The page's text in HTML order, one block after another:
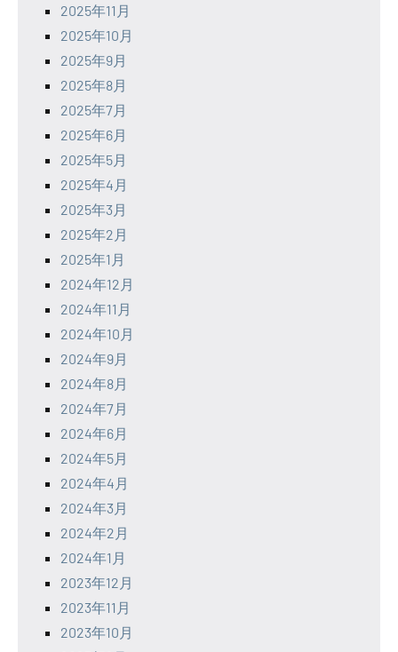
2025年11月
2025年10月
2025年9月
2025年8月
2025年7月
2025年6月
2025年5月
2025年4月
2025年3月
2025年2月
2025年1月
2024年12月
2024年11月
2024年10月
2024年9月
2024年8月
2024年7月
2024年6月
2024年5月
2024年4月
2024年3月
2024年2月
2024年1月
2023年12月
2023年11月
2023年10月